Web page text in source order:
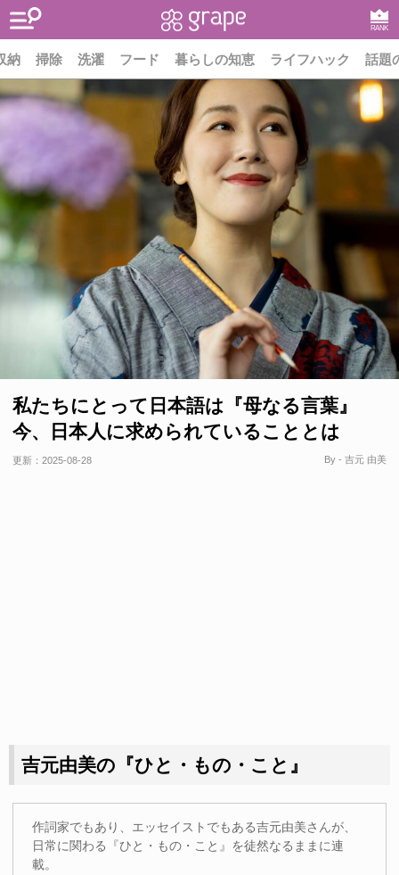
RANK
納 掃除 洗濯 フード 暮らしの知恵 ライフハック 話題
私たちにとって日本語は『母なる言葉』
今、日本人に求められていることとは
更新： 2025-08-28 By - 吉元 由美
吉元由美の『ひと・もの・こと』
作詞家でもあり、エッセイストでもある吉元由美さんが、
日常に関わる『ひと・もの・こと』を徒然なるままに連
載。